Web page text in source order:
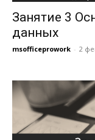
Занятие 3
данных
msofficeprowork - 2